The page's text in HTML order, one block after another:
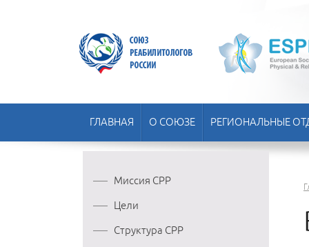
ГЛАВНАЯ О СОЮЗЕ РЕГИОНАЛЬНЫЕ
Миссия СРР
Цели
Структура СРР